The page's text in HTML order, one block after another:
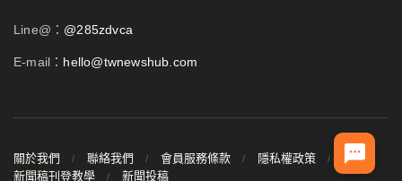
Line@： @285zdvca
E-mail： hello@twnewshub.com
關於我們 聯絡我們 會員服務條款
隱私權政策
新聞稿刊登教學
新聞投稿